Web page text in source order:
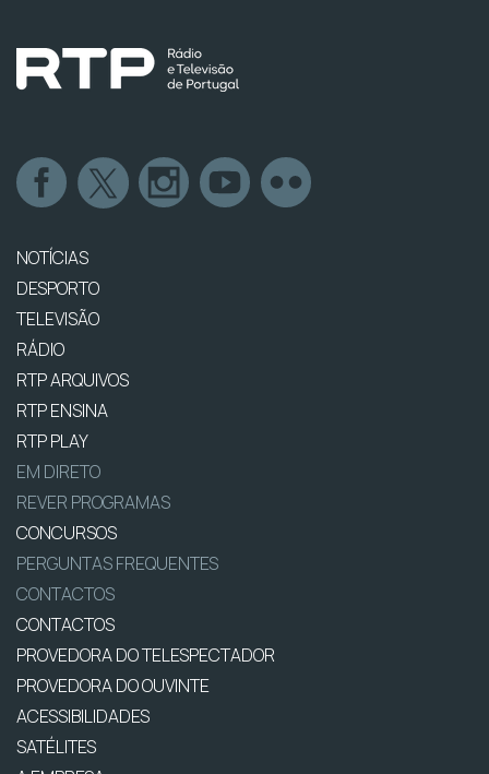
NOTÍCIAS
DESPORTO
TELEVISÃO
RÁDIO
RTP ARQUIVOS
RTP ENSINA
RTP PLAY
EM DIRETO
REVER PROGRAMAS
CONCURSOS
PERGUNTAS FREQUENTES
CONTACTOS
CONTACTOS
PROVEDORA DO TELESPECTADOR
PROVEDORA DO OUVINTE
ACESSIBILIDADES
SATÉLITES